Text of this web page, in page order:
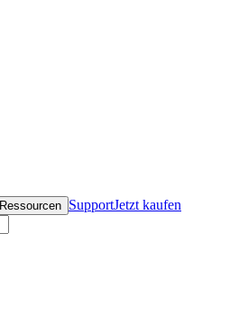
Ressourcen SupportJetzt kaufen